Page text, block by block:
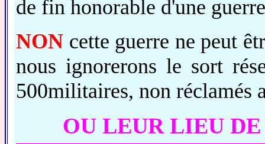
de fin honorable d'une
NON cette guerre ne peut
nous ignorerons le sort
500militaires, non réclamés
OU LEUR LIEU